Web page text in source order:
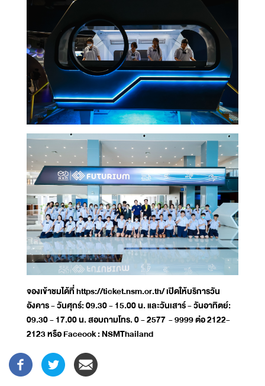
จองเข้าชมได้ที่ https://ticket.nsm.or.th/ เปิดให้บริการวัน
อังคาร - วันศุกร์: 09.30 - 15.00 น. และวันเสาร์ - วันอาทิตย์:
09.30 - 17.00 น. สอบถามโทร. 0 - 2577 - 9999 ต่อ 2122-
2123 หรือ Faceook : NSMThailand